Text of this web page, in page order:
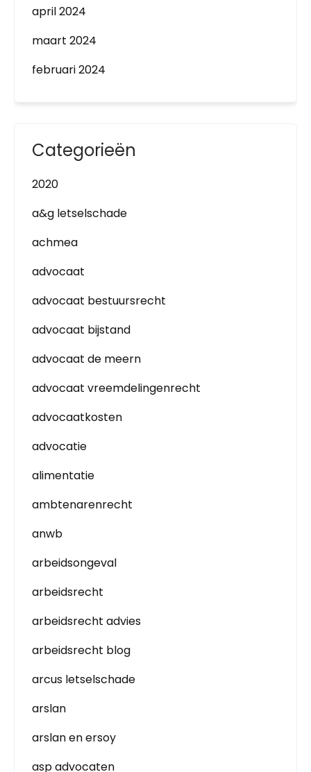
april 2024
maart 2024
februari 2024
Categorieën
2020
a&g letselschade
achmea
advocaat
advocaat bestuursrecht
advocaat bijstand
advocaat de meern
advocaat vreemdelingenrecht
advocaatkosten
advocatie
alimentatie
ambtenarenrecht
anwb
arbeidsongeval
arbeidsrecht
arbeidsrecht advies
arbeidsrecht blog
arcus letselschade
arslan
arslan en ersoy
asp advocaten